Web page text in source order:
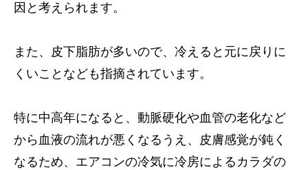
因と考えられます。
また、皮下脂肪が多いので、冷えると元に戻りに
くいことなども指摘されています。
特に中高年になると、動脈硬化や血管の老化など
から血液の流れが悪くなるうえ、皮膚感覚が鈍く
なるため、エアコンの冷気に冷房によるカラダの